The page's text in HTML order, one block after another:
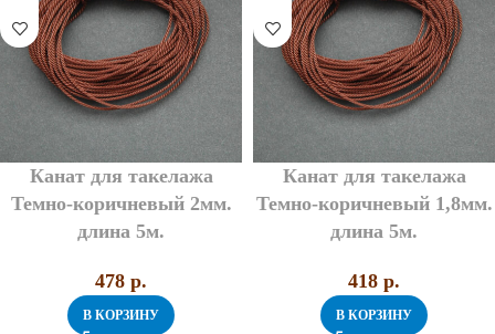
Канат для такелажа
Темно-коричневый 2мм.
длина 5м.
478 p.
В КОРЗИНУ
Канат для такелажа
Темно-коричневый 1,8мм.
длина 5м.
418 p.
В КОРЗИНУ